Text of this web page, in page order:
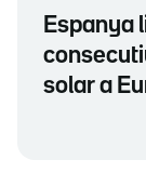
Espanya
solar a